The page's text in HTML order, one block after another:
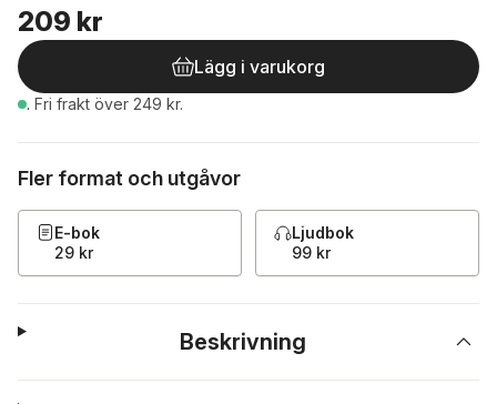
209 kr
Lägg i varukorg
. Fri frakt över 249 kr.
Fler format och utgåvor
E-bok
29 kr
Ljudbok
99 kr
Beskrivning